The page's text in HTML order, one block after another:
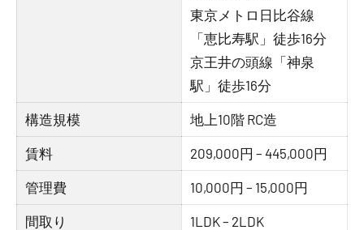
東京メトロ日比谷線
「恵比寿駅」徒歩16分
京王井の頭線「神泉
駅」徒歩16分
構造規模 地上10階 RC造
賃料 209,000円 – 445,000円
管理費 10,000円 – 15,000円
間取り 1LDK – 2LDK